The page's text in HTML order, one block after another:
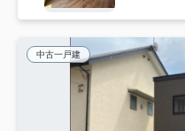
中古一戸建